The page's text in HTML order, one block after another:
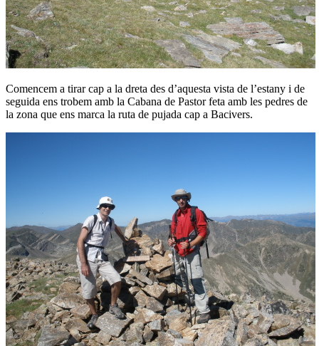
Comencem a tirar cap a la dreta des d’aquesta vista de l’estany i de
seguida ens trobem amb la Cabana de Pastor feta amb les pedres de
la zona que ens marca la ruta de pujada cap a Bacivers.